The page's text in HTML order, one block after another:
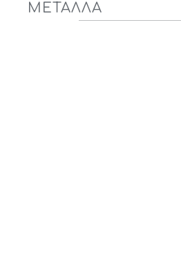
ΜΕΤΑΛΛΑ